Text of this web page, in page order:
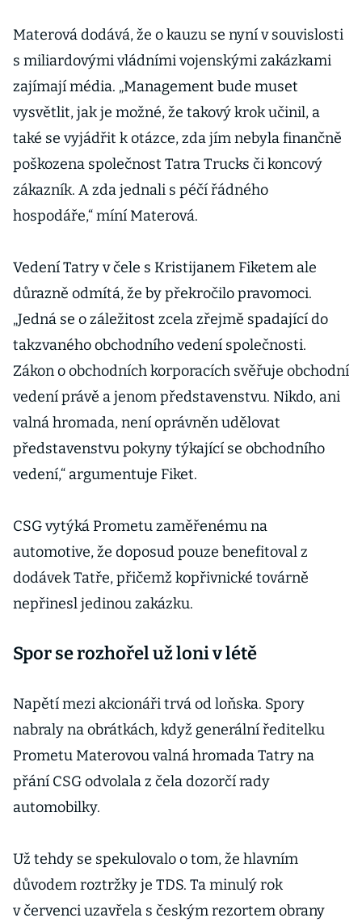
napětí mezi
CSG
a Prometem
Materová dodává, že o kauzu se nyní v souvislosti
s miliardovými vládními vojenskými zakázkami
zajímají média. „Management bude muset
vysvětlit, jak je možné, že takový krok učinil, a
také se vyjádřit k otázce, zda jím nebyla finančně
poškozena společnost Tatra Trucks či koncový
zákazník. A zda jednali s péčí řádného
hospodáře,“ míní Materová.
Vedení Tatry v čele s Kristijanem Fiketem ale
důrazně odmítá, že by překročilo pravomoci.
„Jedná se o záležitost zcela zřejmě spadající do
takzvaného obchodního vedení společnosti.
Zákon o obchodních korporacích svěřuje obchodní
vedení právě a jenom představenstvu. Nikdo, ani
valná hromada, není oprávněn udělovat
představenstvu pokyny týkající se obchodního
vedení,“ argumentuje Fiket.
CSG vytýká Prometu zaměřenému na
automotive, že doposud pouze benefitoval z
dodávek Tatře, přičemž kopřivnické továrně
nepřinesl jedinou zakázku.
Spor se rozhořel už loni v létě
Napětí mezi akcionáři trvá od loňska. Spory
nabraly na obrátkách, když generální ředitelku
Prometu Materovou valná hromada Tatry na
přání CSG odvolala z čela dozorčí rady
automobilky.
Už tehdy se spekulovalo o tom, že hlavním
důvodem roztržky je TDS. Ta minulý rok
v červenci uzavřela s českým rezortem obrany